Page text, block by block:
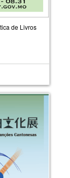
de Livros